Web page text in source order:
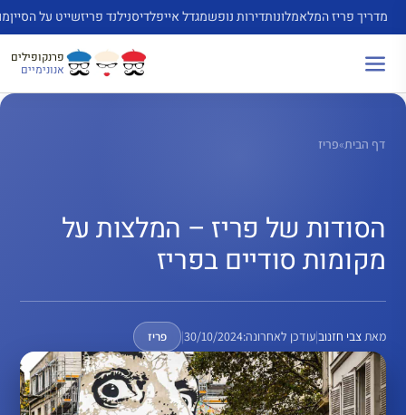
לדלג
לתוכן
מדריך פריז המלאמלונותדירות נופשמגדל אייפלדיסנילנד פריזשייט על הסיין
פרנקופילים
אנונימיים
דף הבית»פריז
הסודות של פריז – המלצות על
מקומות סודיים בפריז
מאתצבי חזנוב|עודכן לאחרונה:30/10/2024
| פריז